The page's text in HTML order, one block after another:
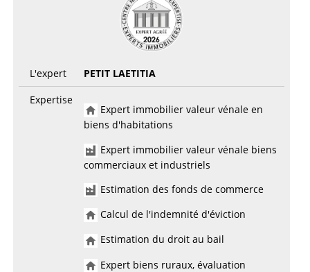
L'expert
PETIT LAETITIA
Expertise
Expert immobilier valeur vénale en
biens d'habitations
Expert immobilier valeur vénale biens
commerciaux et industriels
Estimation des fonds de commerce
Calcul de l'indemnité d'éviction
Estimation du droit au bail
Expert biens ruraux, évaluation